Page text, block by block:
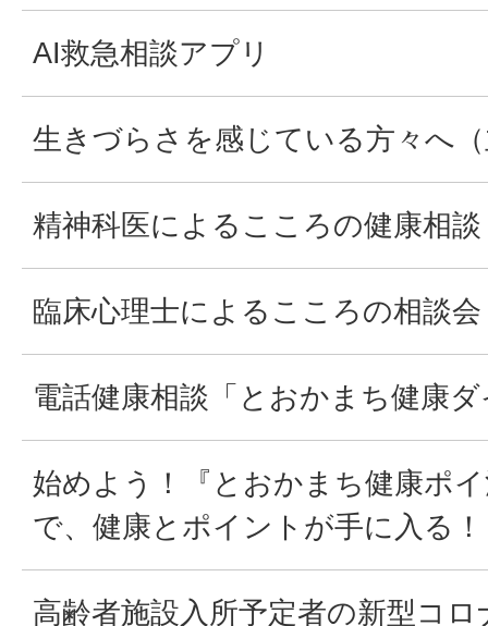
AI救急相談アプリ
生きづらさを感じている方々へ
精神科医によるこころの健康相談
臨床心理士によるこころの相談会
電話健康相談「とおかまち健康
始めよう！『とおかまち健康ポ
で、健康とポイントが手に入る
高齢者施設入所予定者の新型コ